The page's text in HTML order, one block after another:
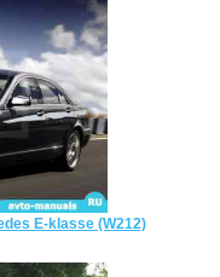
E-klasse (W212)